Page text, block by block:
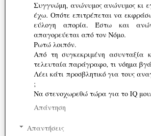
Συγγνώμη, ανώνυμος ανώνυμος κι
έχω. Οπότε επιτρέπεται να
εύλογη απορία. Έστω και
απαγορεύεται από τον Νόμο.
Ρωτώ λοιπόν.
Από τη συγκεκριμένη ασυνταξία
τελευταία παράγραφο, τι νόημα
Λέει κάτι προσβλητικό για τους
;
Να στενοχωρεθώ τώρα για το IQ
Απάντηση
Απαντήσεις